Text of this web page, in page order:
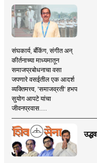
संघकार्य, बँकिंग, संगीत अन्
कीर्तनाच्या माध्यमातून
समाजप्रबोधनाचा वसा
जपणारे वसईतील एक आदर्श
व्यक्तिमत्त्व, 'समाजव्रती' हभप
सुयोग आपटे यांचा
जीवनप्रवास.....